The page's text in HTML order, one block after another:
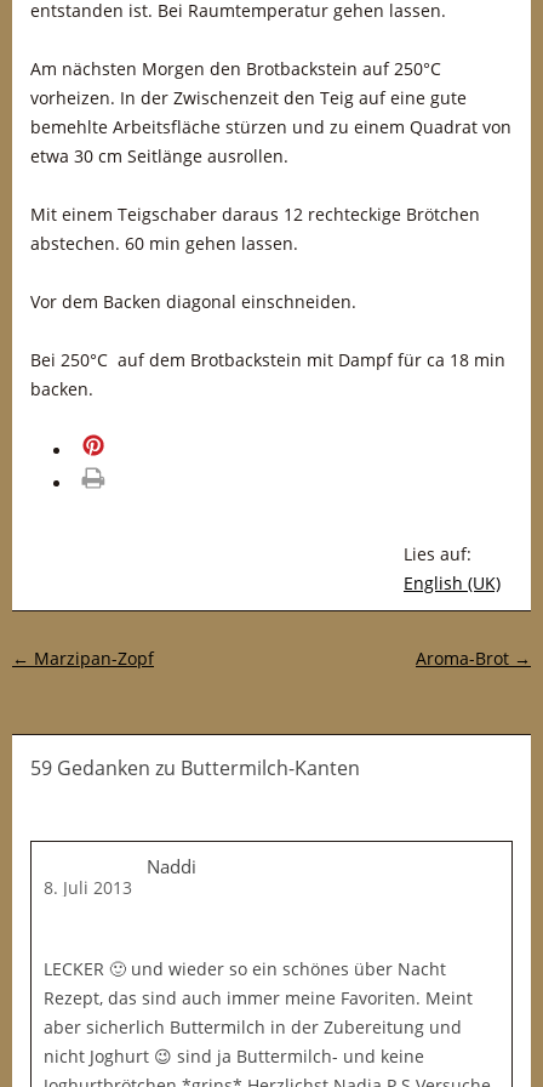
entstanden ist. Bei Raumtemperatur gehen lassen.
Am nächsten Morgen den Brotbackstein auf 250°C
vorheizen. In der Zwischenzeit den Teig auf eine gute
bemehlte Arbeitsfläche stürzen und zu einem Quadrat von
etwa 30 cm Seitlänge ausrollen.
Mit einem Teigschaber daraus 12 rechteckige Brötchen
abstechen. 60 min gehen lassen.
Vor dem Backen diagonal einschneiden.
Bei 250°C auf dem Brotbackstein mit Dampf für ca 18 min
backen.
Lies auf:
English (UK)
Post-Navigation
← Marzipan-Zopf Aroma-Brot →
59 Gedanken zu Buttermilch-Kanten
Naddi
8. Juli 2013
LECKER 🙂 und wieder so ein schönes über Nacht
Rezept, das sind auch immer meine Favoriten. Meint
aber sicherlich Buttermilch in der Zubereitung und
nicht Joghurt 😉 sind ja Buttermilch- und keine